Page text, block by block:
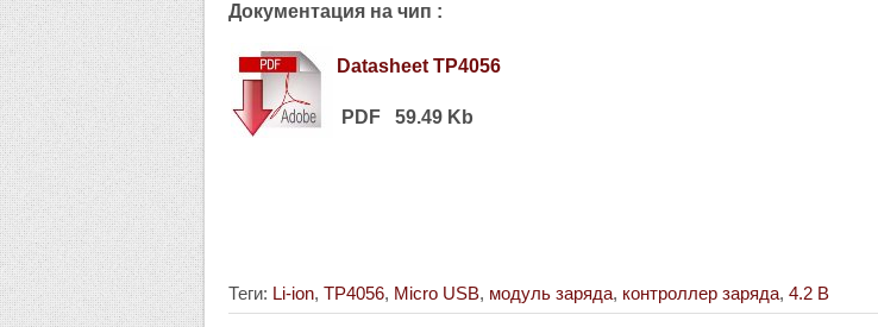
Документация на чип :
Datasheet TP4056
PDF 59.49 Kb
Теги: Li-ion, TP4056, Micro USB, модуль заряда, контроллер заряда, 4.2 В